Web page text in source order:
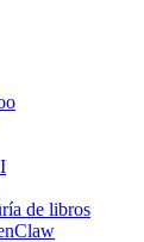
de libros